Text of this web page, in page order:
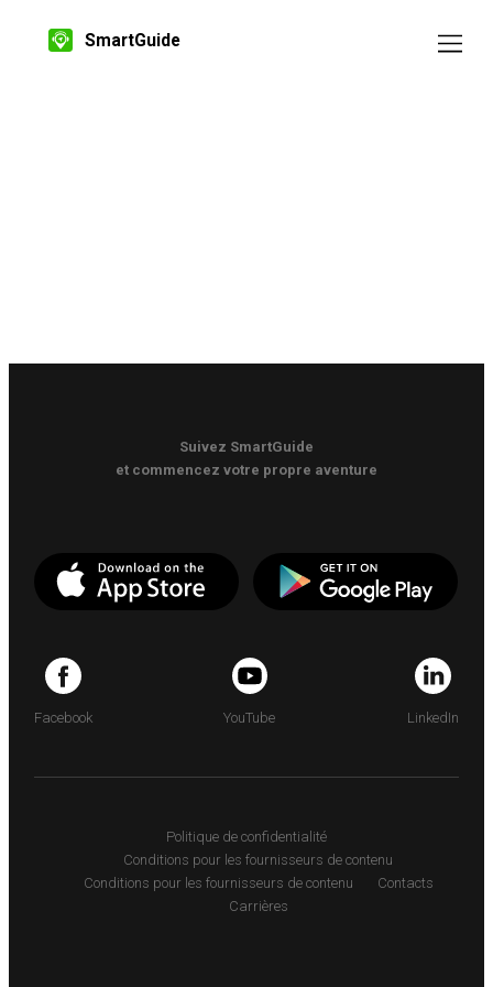
SmartGuide
Suivez SmartGuide
et commencez votre propre aventure
Facebook YouTube LinkedIn
Politique de confidentialité
Conditions pour les fournisseurs de contenu
Conditions pour les fournisseurs de contenu
Contacts
Carrières